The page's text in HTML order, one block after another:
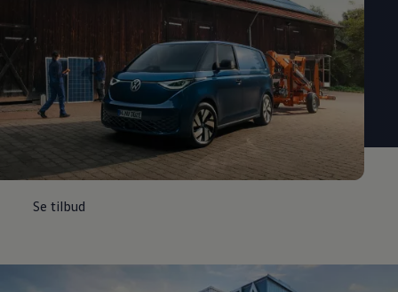
Se tilbud